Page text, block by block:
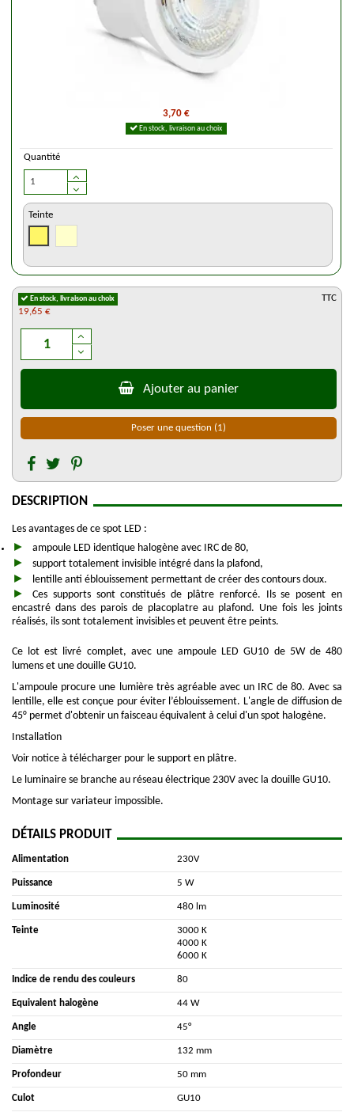
3,70 €
En stock, livraison au choix
Quantité
Teinte
En stock, livraison au choix
19,65 €
TTC
Ajouter au panier
Poser une question (1)
DESCRIPTION
Les avantages de ce spot LED :
ampoule LED identique halogène avec IRC de 80,
support totalement invisible intégré dans la plafond,
lentille anti éblouissement permettant de créer des contours doux.
Ces supports sont constitués de plâtre renforcé. Ils se posent en
encastré dans des parois de placoplatre au plafond. Une fois les joints
réalisés, ils sont totalement invisibles et peuvent être peints.
Ce lot est livré complet, avec une ampoule LED GU10 de 5W de 480
lumens et une douille GU10.
L'ampoule procure une lumière très agréable avec un IRC de 80. Avec sa
lentille, elle est conçue pour éviter l’éblouissement. L'angle de diffusion de
45° permet d'obtenir un faisceau équivalent à celui d'un spot halogène.
Installation
Voir notice à télécharger pour le support en plâtre.
Le luminaire se branche au réseau électrique 230V avec la douille GU10.
Montage sur variateur impossible.
DÉTAILS PRODUIT
Alimentation 230V
Puissance 5 W
Luminosité 480 lm
Teinte
3000 K
4000 K
6000 K
Indice de rendu des couleurs 80
Equivalent halogène 44 W
Angle 45°
Diamètre 132 mm
Profondeur 50 mm
Culot GU10